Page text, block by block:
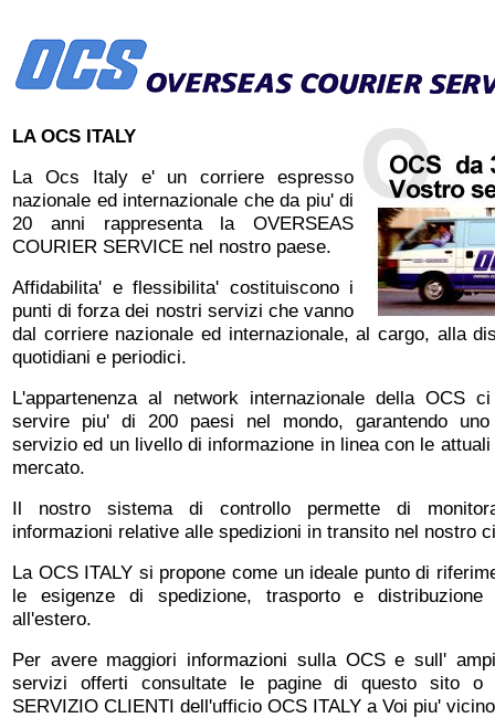
LA OCS ITALY
La Ocs Italy e' un corriere espresso
nazionale ed internazionale che da piu' di
20 anni rappresenta la OVERSEAS
COURIER SERVICE nel nostro paese.
Affidabilita' e flessibilita' costituiscono i
punti di forza dei nostri servizi che vanno
dal corriere nazionale ed internazionale, al cargo, alla
quotidiani e periodici.
L'appartenenza al network internazionale della OCS
servire piu' di 200 paesi nel mondo, garantendo
servizio ed un livello di informazione in linea con le
mercato.
Il nostro sistema di controllo permette di
informazioni relative alle spedizioni in transito nel nostro
La OCS ITALY si propone come un ideale punto di
le esigenze di spedizione, trasporto e
all'estero.
Per avere maggiori informazioni sulla OCS e sull'
servizi offerti consultate le pagine di questo sito o
SERVIZIO CLIENTI dell'ufficio OCS ITALY a Voi piu'